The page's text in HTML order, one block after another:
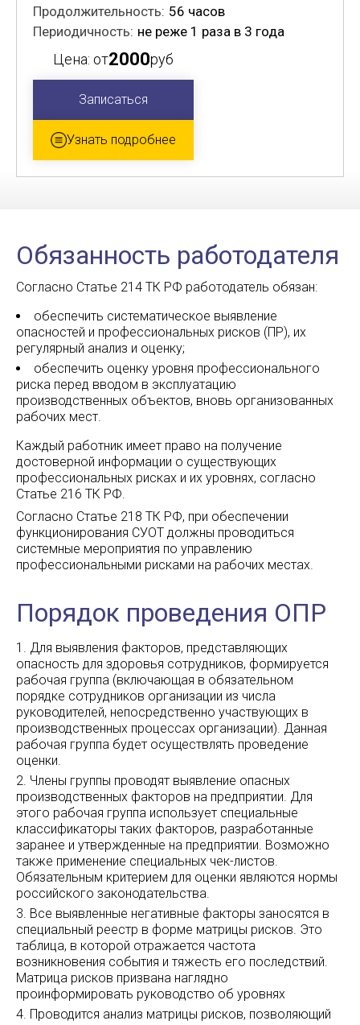
Продолжительность: 56 часов
Периодичность: не реже 1 раза в 3 года
Цена: от2000руб
Записаться
Узнать подробнее
Обязанность работодателя
Согласно Статье 214 ТК РФ работодатель обязан:
обеспечить систематическое выявление
опасностей и профессиональных рисков (ПР), их
регулярный анализ и оценку;
обеспечить оценку уровня профессионального
риска перед вводом в эксплуатацию
производственных объектов, вновь организованных
рабочих мест.
Каждый работник имеет право на получение
достоверной информации о существующих
профессиональных рисках и их уровнях, согласно
Статье 216 ТК РФ.
Согласно Статье 218 ТК РФ, при обеспечении
функционирования СУОТ должны проводиться
системные мероприятия по управлению
профессиональными рисками на рабочих местах.
Порядок проведения ОПР
Для выявления факторов, представляющих
опасность для здоровья сотрудников, формируется
рабочая группа (включающая в обязательном
порядке сотрудников организации из числа
руководителей, непосредственно участвующих в
производственных процессах организации). Данная
рабочая группа будет осуществлять проведение
оценки.
Члены группы проводят выявление опасных
производственных факторов на предприятии. Для
этого рабочая группа использует специальные
классификаторы таких факторов, разработанные
заранее и утвержденные на предприятии. Возможно
также применение специальных чек-листов.
Обязательным критерием для оценки являются нормы
российского законодательства.
Все выявленные негативные факторы заносятся в
специальный реестр в форме матрицы рисков. Это
таблица, в которой отражается частота
возникновения события и тяжесть его последствий.
Матрица рисков призвана наглядно
проинформировать руководство об уровнях
Проводится анализ матрицы рисков, позволяющий